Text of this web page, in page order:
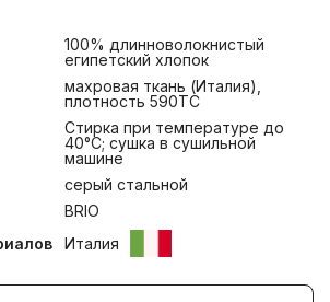
100% длинноволокнистый
египетский хлопок
махровая ткань (Италия),
плотность 590ТС
Стирка при температуре до
40°С; сушка в сушильной
машине
серый стальной
BRIO
Италия